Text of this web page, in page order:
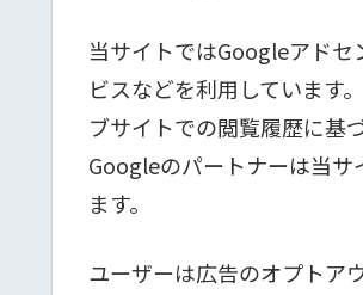
当サイトではGoogleアド
ビスなどを利用しています
ブサイトでの閲覧履歴に基
Googleのパートナーは当
ます。
ユーザーは広告のオプトア